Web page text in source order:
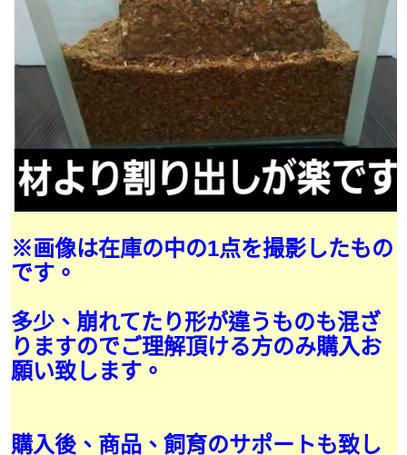
※画像は在庫の中の1点を撮影したもの
です。
多少、崩れてたり形が違うものも混ざ
りますのでご理解頂ける方のみ購入お
願い致します。
購入後、商品、飼育のサポートも致し